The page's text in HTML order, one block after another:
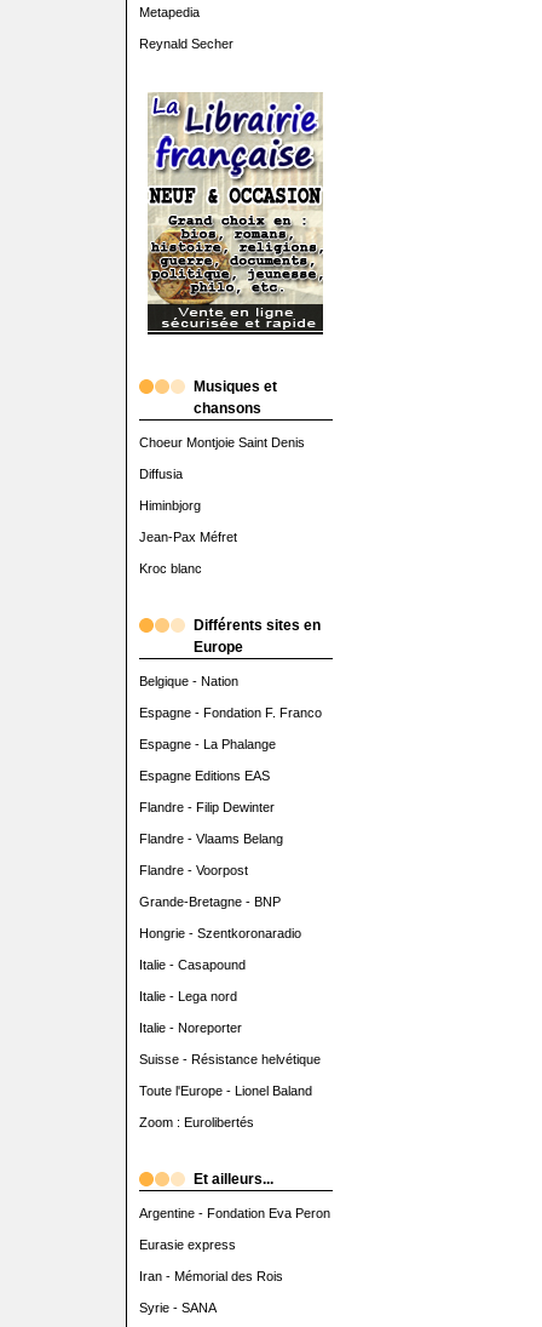
Metapedia
Reynald Secher
Musiques et
chansons
Choeur Montjoie Saint Denis
Diffusia
Himinbjorg
Jean-Pax Méfret
Kroc blanc
Différents sites en
Europe
Belgique - Nation
Espagne - Fondation F. Franco
Espagne - La Phalange
Espagne Editions EAS
Flandre - Filip Dewinter
Flandre - Vlaams Belang
Flandre - Voorpost
Grande-Bretagne - BNP
Hongrie - Szentkoronaradio
Italie - Casapound
Italie - Lega nord
Italie - Noreporter
Suisse - Résistance helvétique
Toute l'Europe - Lionel Baland
Zoom : Eurolibertés
Et ailleurs...
Argentine - Fondation Eva Peron
Eurasie express
Iran - Mémorial des Rois
Syrie - SANA